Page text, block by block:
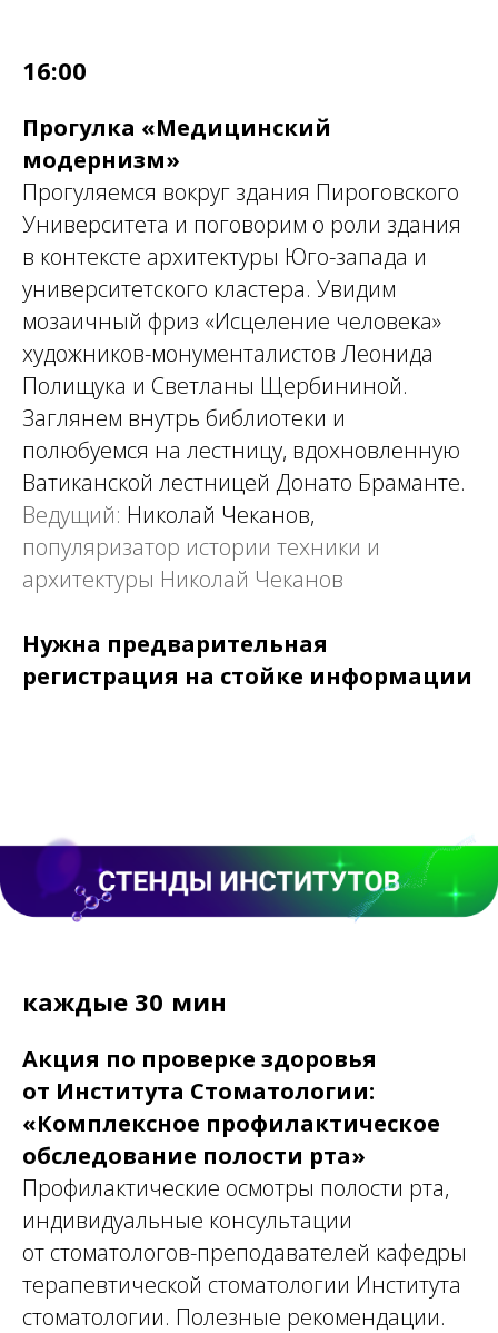
16:00
Прогулка «Медицинский
модернизм»
Прогуляемся вокруг здания Пироговского
Университета и поговорим о роли здания
в контексте архитектуры Юго-запада и
университетского кластера. Увидим
мозаичный фриз «Исцеление человека»
художников-монументалистов Леонида
Полищука и Светланы Щербининой.
Заглянем внутрь библиотеки и
полюбуемся на лестницу, вдохновленную
Ватиканской лестницей Донато Браманте.
Ведущий: Николай Чеканов,
популяризатор истории техники и
архитектуры Николай Чеканов
Нужна предварительная
регистрация на стойке информации
каждые 30 мин
Акция по проверке здоровья
от Института Стоматологии:
«Комплексное профилактическое
обследование полости рта»
Профилактические осмотры полости рта,
индивидуальные консультации
от стоматологов-преподавателей кафедры
терапевтической стоматологии Института
стоматологии. Полезные рекомендации.